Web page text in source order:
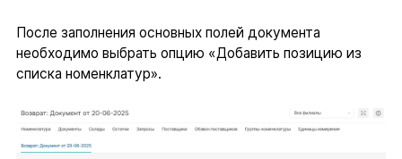
После заполнения основных полей документа
необходимо выбрать опцию «Добавить позицию из
списка номенклатур».